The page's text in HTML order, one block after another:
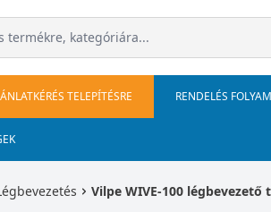
TELEPÍTÉSRE RENDELÉS
Vilpe WIVE-100